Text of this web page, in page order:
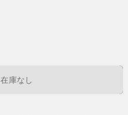
在庫なし